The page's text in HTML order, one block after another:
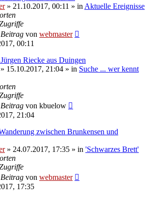
» 21.10.2017, 00:11 » in Aktuelle Ereignisse
von webmaster
00:11
Riecke aus Duingen
» 15.10.2017, 21:04 » in Suche ... wer kennt
von kbuelow
21:04
zwischen Brunkensen und
» 24.07.2017, 17:35 » in 'Schwarzes Brett'
von webmaster
17:35